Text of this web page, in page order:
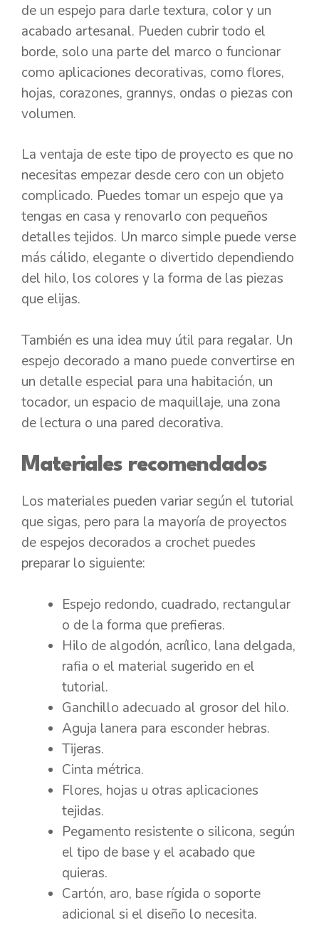
de un espejo para darle textura, color y un
acabado artesanal. Pueden cubrir todo el
borde, solo una parte del marco o funcionar
como aplicaciones decorativas, como flores,
hojas, corazones, grannys, ondas o piezas con
volumen.
La ventaja de este tipo de proyecto es que no
necesitas empezar desde cero con un objeto
complicado. Puedes tomar un espejo que ya
tengas en casa y renovarlo con pequeños
detalles tejidos. Un marco simple puede verse
más cálido, elegante o divertido dependiendo
del hilo, los colores y la forma de las piezas
que elijas.
También es una idea muy útil para regalar. Un
espejo decorado a mano puede convertirse en
un detalle especial para una habitación, un
tocador, un espacio de maquillaje, una zona
de lectura o una pared decorativa.
Materiales recomendados
Los materiales pueden variar según el tutorial
que sigas, pero para la mayoría de proyectos
de espejos decorados a crochet puedes
preparar lo siguiente:
Espejo redondo, cuadrado, rectangular
o de la forma que prefieras.
Hilo de algodón, acrílico, lana delgada,
rafia o el material sugerido en el
tutorial.
Ganchillo adecuado al grosor del hilo.
Aguja lanera para esconder hebras.
Tijeras.
Cinta métrica.
Flores, hojas u otras aplicaciones
tejidas.
Pegamento resistente o silicona, según
el tipo de base y el acabado que
quieras.
Cartón, aro, base rígida o soporte
adicional si el diseño lo necesita.